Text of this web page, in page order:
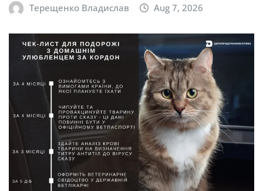
Терещенко Владислав Aug 7, 2026